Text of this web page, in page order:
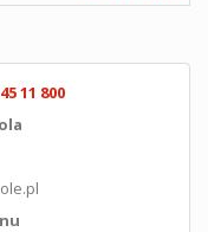
11 800